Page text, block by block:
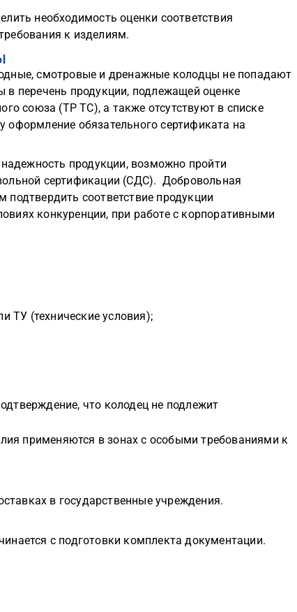
необходимость оценки соответствия
к изделиям.
смотровые и дренажные колодцы не попадают
перечень продукции, подлежащей оценке
союза (ТР ТС), а также отсутствуют в списке
обязательного сертификата на
продукции, возможно пройти
сертификации (СДС). Добровольная
соответствие продукции
конкуренции, при работе с корпоративными
ТУ (технические условия);
что колодец не подлежит
применяются в зонах с особыми требованиями к
в государственные учреждения.
с подготовки комплекта документации.